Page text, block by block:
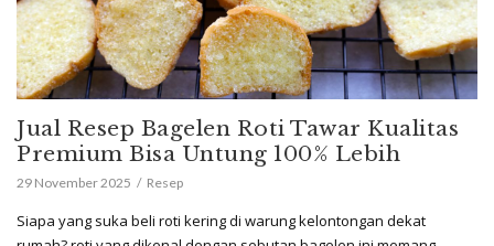
Jual Resep Bagelen Roti Tawar Kualitas
Premium Bisa Untung 100% Lebih
29 November 2025 Resep
Siapa yang suka beli roti kering di warung kelontongan dekat